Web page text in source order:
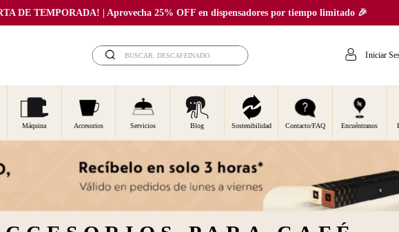
DE TEMPORADA! | Aprovecha 25% OFF en dispensadores por tiempo limitado 🎉
BUSCAR: DESCAFEINADO...
TÉRMINOS MÁS BUSCADOS
Iniciar
Máquina Accesorios Servicios Blog Sostenibilidad Contacto/FAQ Encuéntranos